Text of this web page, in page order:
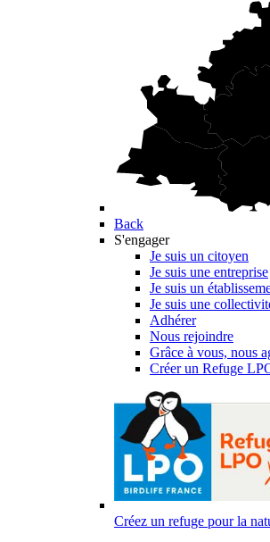
Back
S'engager
Je suis un citoyen
Je suis une entreprise
Je suis un
Je suis une
Adhérer
Nous rejoindre
Grâce à vous, nous
Créer un Refuge
Créez un refuge pour la